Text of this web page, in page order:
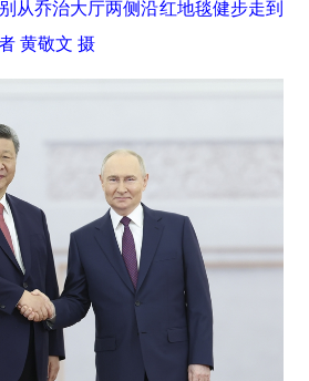
从乔治大厅两侧沿红地毯健步走到
黄敬文 摄